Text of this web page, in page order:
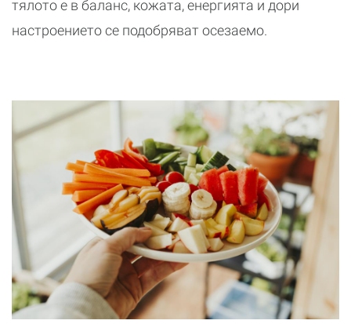
тялото е в баланс, кожата, енергията и дори
настроението се подобряват осезаемо.